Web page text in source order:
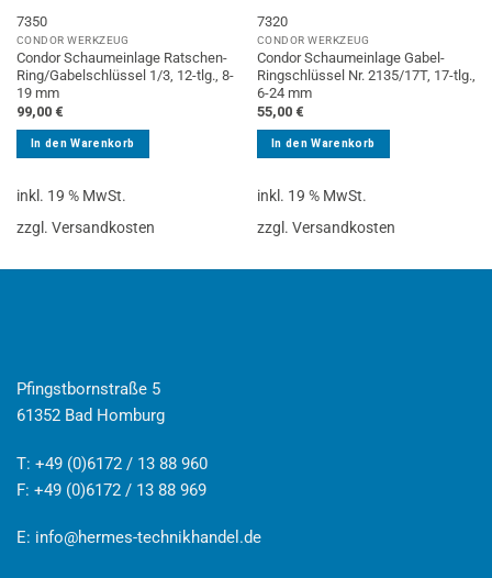
7350
CONDOR WERKZEUG
Condor Schaumeinlage Ratschen-
Ring/Gabelschlüssel 1/3, 12-tlg., 8-
19 mm
99,00 €
In den Warenkorb
inkl. 19 % MwSt.
zzgl. Versandkosten
7320
CONDOR WERKZEUG
Condor Schaumeinlage Gabel-
Ringschlüssel Nr. 2135/17T, 17-tlg.,
6-24 mm
55,00 €
In den Warenkorb
inkl. 19 % MwSt.
zzgl. Versandkosten
Pfingstbornstraße 5
61352 Bad Homburg
T: +49 (0)6172 / 13 88 960
F: +49 (0)6172 / 13 88 969
E: info@hermes-technikhandel.de